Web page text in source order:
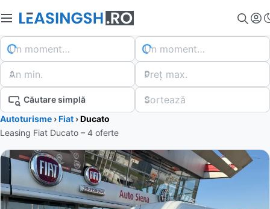
Un moment… Un moment…
An min. Preț max.
Căutare simplă Sortează
Autoturisme ›Fiat ›Ducato
Leasing Fiat Ducato – 4 oferte